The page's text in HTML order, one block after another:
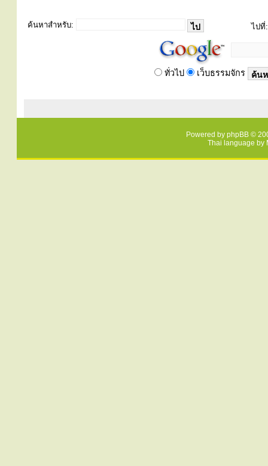
ค้นหาสำหรับ: ไปที่:
ทั่วไป เว็บธรรมจักร
Powered by phpBB ©
Thai language by